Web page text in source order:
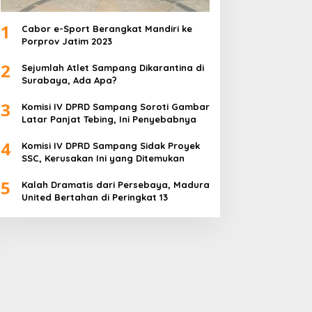
1
Cabor e-Sport Berangkat Mandiri ke
Porprov Jatim 2023
2
Sejumlah Atlet Sampang Dikarantina di
Surabaya, Ada Apa?
3
Komisi IV DPRD Sampang Soroti Gambar
Latar Panjat Tebing, Ini Penyebabnya
4
Komisi IV DPRD Sampang Sidak Proyek
SSC, Kerusakan Ini yang Ditemukan
5
Kalah Dramatis dari Persebaya, Madura
United Bertahan di Peringkat 13